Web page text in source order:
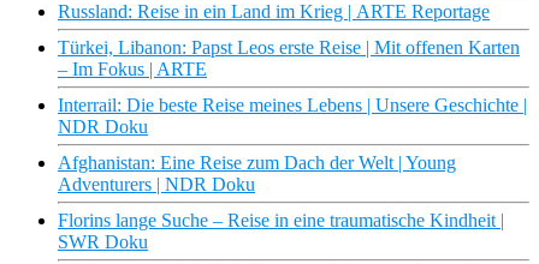
Russland: Reise in ein Land im Krieg | ARTE Reportage
Türkei, Libanon: Papst Leos erste Reise | Mit offenen Karten
– Im Fokus | ARTE
Interrail: Die beste Reise meines Lebens | Unsere Geschichte |
NDR Doku
Afghanistan: Eine Reise zum Dach der Welt | Young
Adventurers | NDR Doku
Florins lange Suche – Reise in eine traumatische Kindheit |
SWR Doku